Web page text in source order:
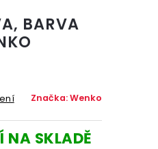
BARVA
Značka:Wenko
NA SKLADĚ